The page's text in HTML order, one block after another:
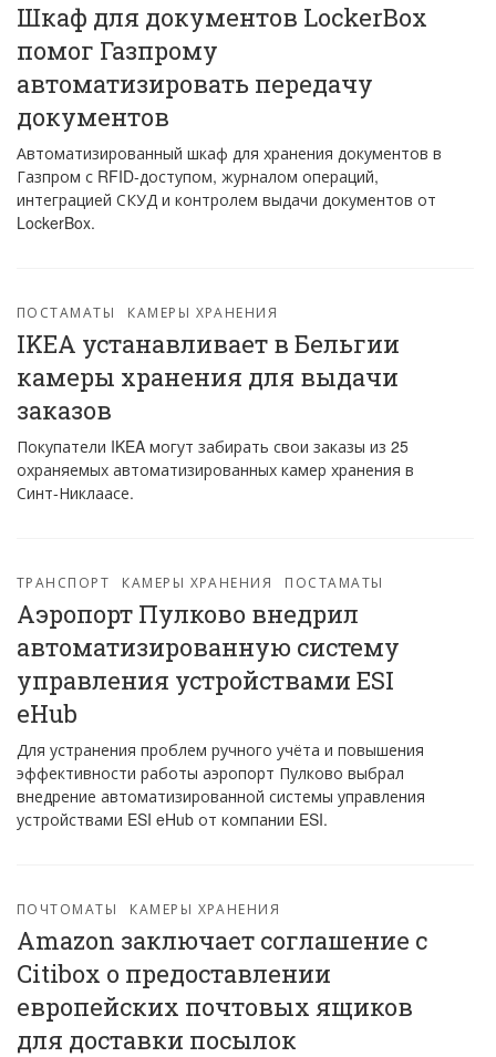
Шкаф для документов LockerBox
помог Газпрому
автоматизировать передачу
документов
Автоматизированный шкаф для хранения документов в
Газпром с RFID-доступом, журналом операций,
интеграцией СКУД и контролем выдачи документов от
LockerBox.
ПОСТАМАТЫ КАМЕРЫ ХРАНЕНИЯ
IKEA устанавливает в Бельгии
камеры хранения для выдачи
заказов
Покупатели IKEA могут забирать свои заказы из 25
охраняемых автоматизированных камер хранения в
Синт-Никлаасе.
ТРАНСПОРТ КАМЕРЫ ХРАНЕНИЯ ПОСТАМАТЫ
Аэропорт Пулково внедрил
автоматизированную систему
управления устройствами ESI
eHub
Для устранения проблем ручного учёта и повышения
эффективности работы аэропорт Пулково выбрал
внедрение автоматизированной системы управления
устройствами ESI eHub от компании ESI.
ПОЧТОМАТЫ КАМЕРЫ ХРАНЕНИЯ
Amazon заключает соглашение с
Citibox о предоставлении
европейских почтовых ящиков
для доставки посылок